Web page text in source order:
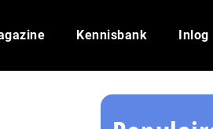
Kennisbank Inlog